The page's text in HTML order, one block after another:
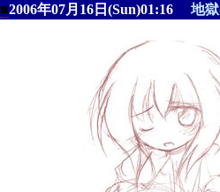
■2006年07月16日(Sun)01:16 地